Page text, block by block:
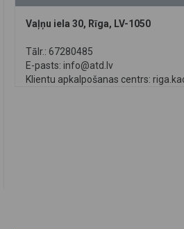
Vaļņu iela 30, Rīga, LV-1050
Tālr.: 67280485
E-pasts: info@atd.lv
Klientu apkalpošanas centrs: